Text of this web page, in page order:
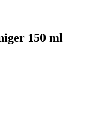
150 ml